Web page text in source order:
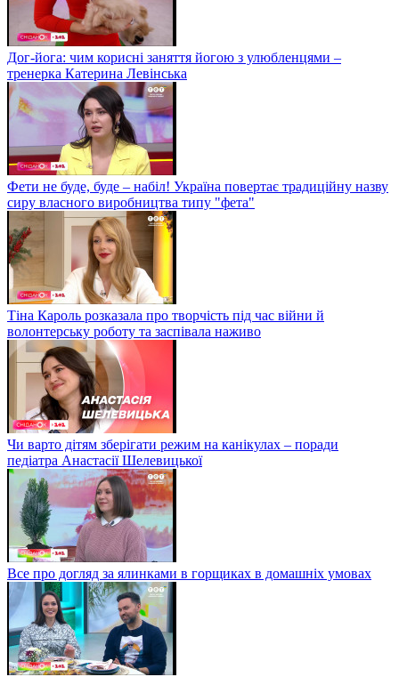
Дог-йога: чим корисні заняття йогою з улюбленцями –
тренерка Катерина Левінська
Фети не буде, буде – набіл! Україна повертає традиційну назву
сиру власного виробництва типу "фета"
Тіна Кароль розказала про творчість під час війни й
волонтерську роботу та заспівала наживо
Чи варто дітям зберігати режим на канікулах – поради
педіатра Анастасії Шелевицької
Все про догляд за ялинками в горщиках в домашніх умовах